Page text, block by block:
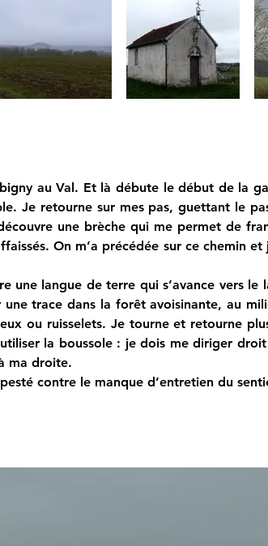
au Val. Et là débute le début de la
Je retourne sur mes pas, guettant le
une brèche qui me permet de
On m’a précédée sur ce chemin
une langue de terre qui s’avance vers
une trace dans la forêt avoisinante, au
ou ruisselets. Je tourne et retourne
la boussole : je dois me diriger
ma droite.
contre le manque d’entretien du